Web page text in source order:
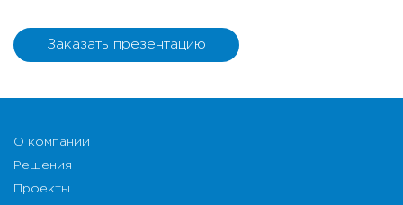
Заказать презентацию
О компании
Решения
Проекты